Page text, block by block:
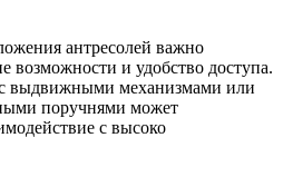
антресолей важно
возможности и удобство доступа.
выдвижными механизмами или
поручнями может
с высоко